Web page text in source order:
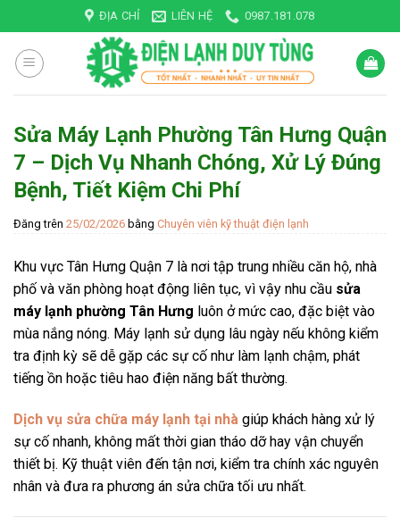
to
content
ĐỊA CHỈ LIÊN HỆ 0987.181.078
Sửa Máy Lạnh Phường Tân Hưng Quận
7 – Dịch Vụ Nhanh Chóng, Xử Lý Đúng
Bệnh, Tiết Kiệm Chi Phí
Đăng trên 25/02/2026 bằng Chuyên viên kỹ thuật điện lạnh
Khu vực Tân Hưng Quận 7 là nơi tập trung nhiều căn hộ, nhà
phố và văn phòng hoạt động liên tục, vì vậy nhu cầu sửa
máy lạnh phường Tân Hưng luôn ở mức cao, đặc biệt vào
mùa nắng nóng. Máy lạnh sử dụng lâu ngày nếu không kiểm
tra định kỳ sẽ dễ gặp các sự cố như làm lạnh chậm, phát
tiếng ồn hoặc tiêu hao điện năng bất thường.
Dịch vụ sửa chữa máy lạnh tại nhà giúp khách hàng xử lý
sự cố nhanh, không mất thời gian tháo dỡ hay vận chuyển
thiết bị. Kỹ thuật viên đến tận nơi, kiểm tra chính xác nguyên
nhân và đưa ra phương án sửa chữa tối ưu nhất.